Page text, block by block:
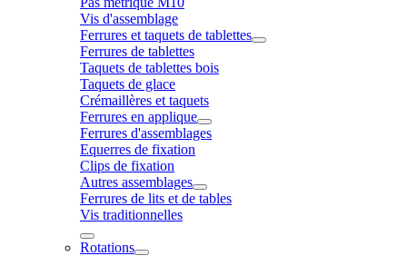
Vis d'assemblage
Ferrures et taquets de tablettes
Ferrures de tablettes
Taquets de tablettes bois
Taquets de glace
Crémaillères et taquets
Ferrures en applique
Ferrures d'assemblages
Equerres de fixation
Clips de fixation
Autres assemblages
Ferrures de lits et de tables
Vis traditionnelles
Rotations